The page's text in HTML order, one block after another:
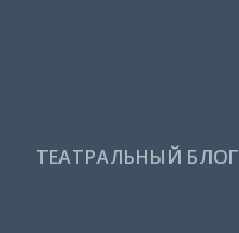
ТЕАТРАЛЬНЫЙ БЛОГ